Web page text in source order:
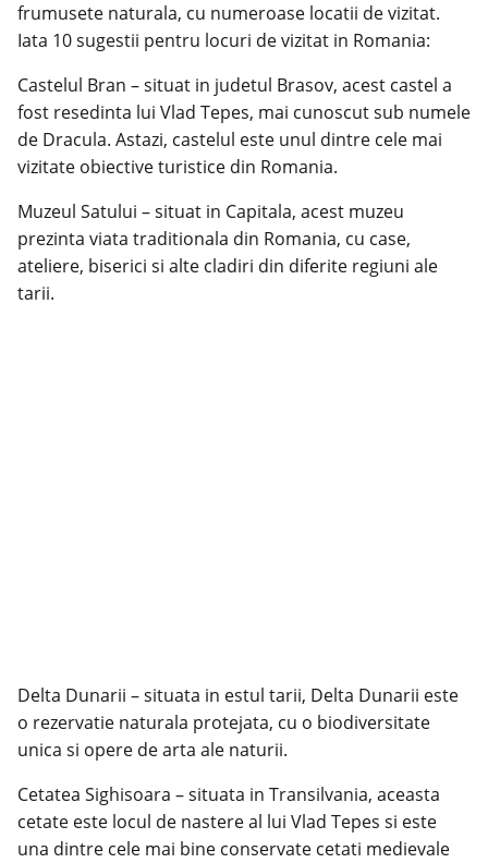
frumusete naturala, cu numeroase locatii de vizitat.
Iata 10 sugestii pentru locuri de vizitat in Romania:
Castelul Bran – situat in judetul Brasov, acest castel a
fost resedinta lui Vlad Tepes, mai cunoscut sub numele
de Dracula. Astazi, castelul este unul dintre cele mai
vizitate obiective turistice din Romania.
Muzeul Satului – situat in Capitala, acest muzeu
prezinta viata traditionala din Romania, cu case,
ateliere, biserici si alte cladiri din diferite regiuni ale
tarii.
Delta Dunarii – situata in estul tarii, Delta Dunarii este
o rezervatie naturala protejata, cu o biodiversitate
unica si opere de arta ale naturii.
Cetatea Sighisoara – situata in Transilvania, aceasta
cetate este locul de nastere al lui Vlad Tepes si este
una dintre cele mai bine conservate cetati medievale